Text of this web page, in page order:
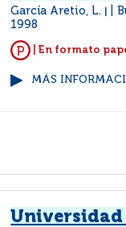
García Aretio, L.
1998
| En formato
MÁS